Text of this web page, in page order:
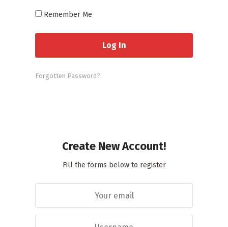
Remember Me
Forgotten Password?
Create New Account!
Fill the forms below to register